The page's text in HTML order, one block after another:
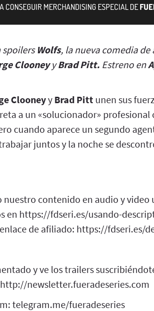
CONSEGUIR MERCHANDISING ESPECIAL DE
spoilersWolfs, la nueva comedia
ClooneyyBrad Pitt. Estreno en
Clooneyy Brad Pitt unen sus
a un «solucionador»
cuando aparece un segundo
juntos y la noche se
nuestro contenido en audio y video
en https://fdseri.es/usando-
de afiliado: https://fdseri.es/
y ve los trailers
newsletter.fueradeseries.com
telegram.me/fueradeseries